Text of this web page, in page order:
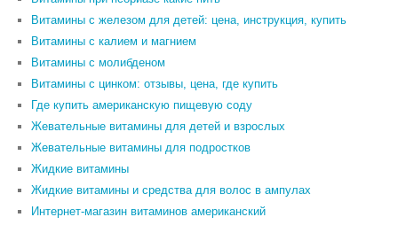
Витамины с железом для детей: цена, инструкция, купить
Витамины с калием и магнием
Витамины с молибденом
Витамины с цинком: отзывы, цена, где купить
Где купить американскую пищевую соду
Жевательные витамины для детей и взрослых
Жевательные витамины для подростков
Жидкие витамины
Жидкие витамины и средства для волос в ампулах
Интернет-магазин витаминов американский